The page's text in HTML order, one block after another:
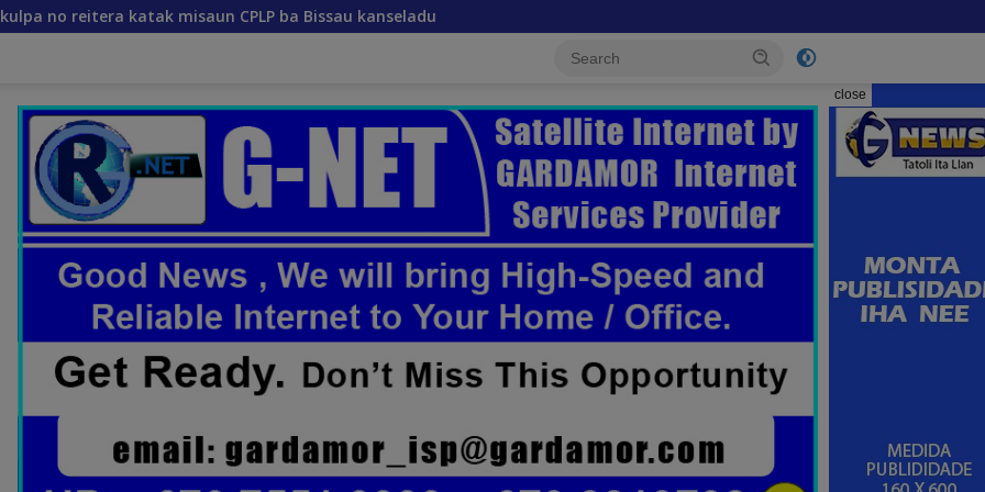
CPLP ba Bissau kanseladu
close